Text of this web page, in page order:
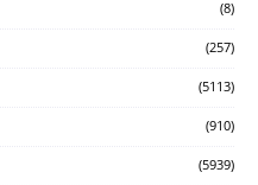
(8)
(257)
(5113)
(910)
(5939)